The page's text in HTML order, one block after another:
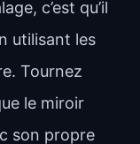
c’est qu’il
utilisant les
Tournez
le miroir
son propre